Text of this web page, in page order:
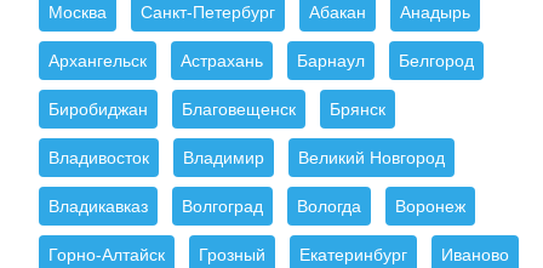
Москва Санкт-Петербург Абакан Анадырь
Архангельск Астрахань Барнаул Белгород
Биробиджан Благовещенск Брянск
Владивосток Владимир Великий Новгород
Владикавказ Волгоград Вологда Воронеж
Горно-Алтайск Грозный Екатеринбург Иваново